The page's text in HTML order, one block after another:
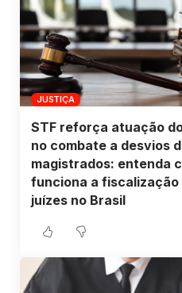
JUSTIÇA
STF reforça atuação
no combate a desvios
magistrados: entenda
funciona a fiscalização
juízes no Brasil